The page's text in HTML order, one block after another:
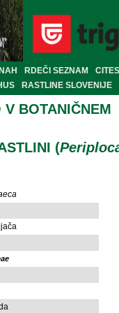
RDEČI SEZNAM
CITES
RASTLINE SLOVENIJE
BOTANIČNEM
(